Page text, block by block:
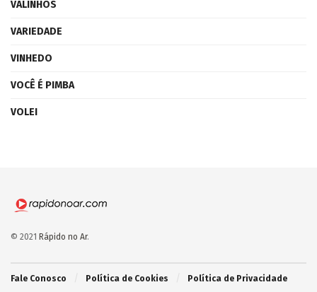
VALINHOS
VARIEDADE
VINHEDO
VOCÊ É PIMBA
VOLEI
© 2021 Rápido no Ar.
Fale Conosco Política de Cookies Política de Privacidade